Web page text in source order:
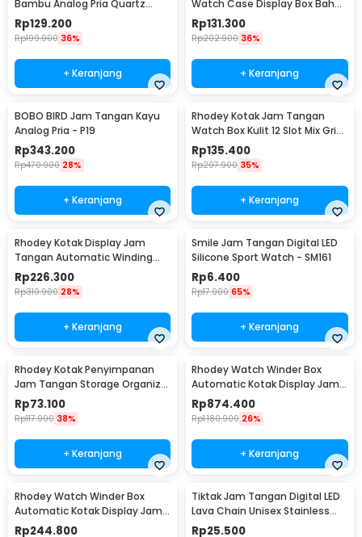
Bambu Analog Pria Quartz
Watch - A09
Rp129.200
Rp199.900 36%
+ Keranjang
Watch Case Display Box Bahan
Kulit 8 Grid - L-001
Rp131.300
Rp202.900 36%
+ Keranjang
BOBO BIRD Jam Tangan Kayu
Analog Pria - P19
Rp343.200
Rp470.900 28%
+ Keranjang
Rhodey Kotak Jam Tangan
Watch Box Kulit 12 Slot Mix Grid
30x20x8cm - JO12
Rp135.400
Rp207.900 35%
+ Keranjang
Rhodey Kotak Display Jam
Tangan Automatic Winding
Watch Box - J125F DE
Rp226.300
Rp310.900 28%
+ Keranjang
Smile Jam Tangan Digital LED
Silicone Sport Watch - SM161
Rp6.400
Rp17.900 65%
+ Keranjang
Rhodey Kotak Penyimpanan
Jam Tangan Storage Organizer
Watch Box 6 Grid - NIE6
Rp73.100
Rp117.900 38%
+ Keranjang
Rhodey Watch Winder Box
Automatic Kotak Display Jam
Tangan 4 Slot - SKW14
Rp874.400
Rp1.180.900 26%
+ Keranjang
Rhodey Watch Winder Box
Automatic Kotak Display Jam
Tangan 1 Slot - SKW14
Rp244.800
Tiktak Jam Tangan Digital LED
Lava Chain Unisex Stainless
Steel Strap - TK-4
Rp25.500